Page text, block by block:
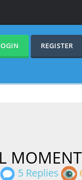
REGISTER
5 Replies